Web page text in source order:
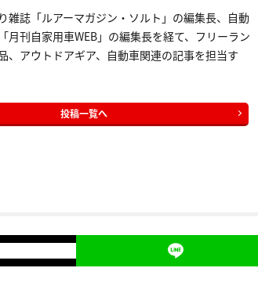
雑誌「ルアーマガジン・ソルト」の編集長、自動
月刊自家用車WEB」の編集長を経て、フリーラン
、アウトドアギア、自動車関連の記事を担当す
投稿一覧へ